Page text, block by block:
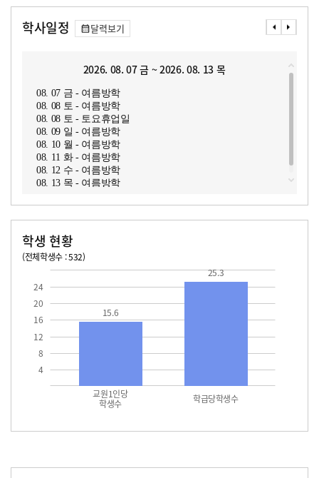
학사일정 달력보기
2026. 08. 07 금 ~ 2026. 08. 13 목
08. 07 금 - 여름방학
08. 08 토 - 여름방학
08. 08 토 - 토요휴업일
08. 09 일 - 여름방학
08. 10 월 - 여름방학
08. 11 화 - 여름방학
08. 12 수 - 여름방학
08. 13 목 - 여름방학
학생 현황
(전체학생수 : 532)
4
8
12
16
20
24
교원1인당
학생수 학급당학생수
15.6
25.3